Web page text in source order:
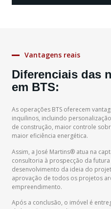
Vantagens reais
Diferenciais das
em BTS:
As operações BTS oferecem
inquilinos, incluindo
de construção, maior controle
maior eficiência energética.
Assim, a José Martins® atua na
consultoria à prospecção da
desenvolvimento da ideia do
aprovação de todos os projetos
empreendimento.
Após a conclusão, o imóvel é